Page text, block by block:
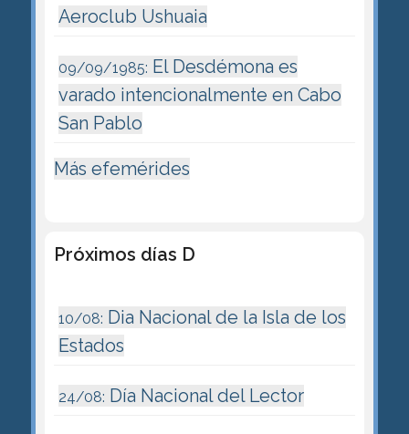
Aeroclub Ushuaia
09/09/1985: El Desdémona es
varado intencionalmente en Cabo
San Pablo
Más efemérides
Próximos días D
10/08: Dia Nacional de la Isla de los
Estados
24/08: Día Nacional del Lector